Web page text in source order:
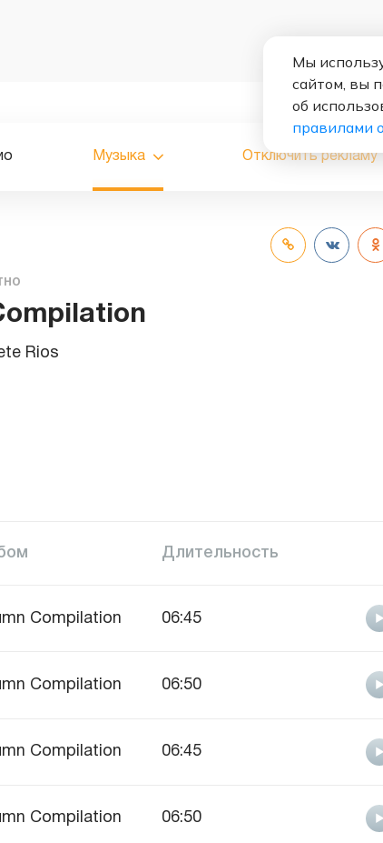
Музыка Отключить рекламу
Rios
Длительность
Compilation 06:45
Compilation 06:50
Compilation 06:45
Compilation 06:50
Мы
сайтом, вы
об
правилами